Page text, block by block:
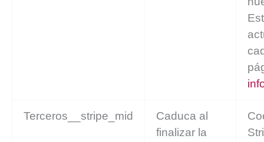
Terceros__stripe_mid
Caduca al
finalizar la